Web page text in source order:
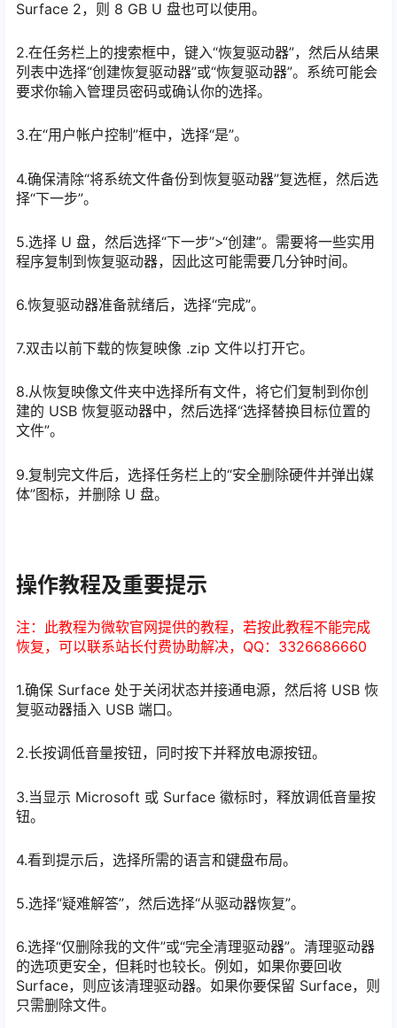
Surface 2，则 8 GB U 盘也可以使用。
2.在任务栏上的搜索框中，键入“恢复驱动器”，然后从结果
列表中选择“创建恢复驱动器”或“恢复驱动器”。系统可能会
要求你输入管理员密码或确认你的选择。
3.在“用户帐户控制”框中，选择“是”。
4.确保清除“将系统文件备份到恢复驱动器”复选框，然后选
择“下一步”。
5.选择 U 盘，然后选择“下一步”>“创建”。需要将一些实用
程序复制到恢复驱动器，因此这可能需要几分钟时间。
6.恢复驱动器准备就绪后，选择“完成”。
7.双击以前下载的恢复映像 .zip 文件以打开它。
8.从恢复映像文件夹中选择所有文件，将它们复制到你创
建的 USB 恢复驱动器中，然后选择“选择替换目标位置的
文件”。
9.复制完文件后，选择任务栏上的“安全删除硬件并弹出媒
体”图标，并删除 U 盘。
操作教程及重要提示
注：此教程为微软官网提供的教程，若按此教程不能完成
恢复，可以联系站长付费协助解决，QQ：3326686660
1.确保 Surface 处于关闭状态并接通电源，然后将 USB 恢
复驱动器插入 USB 端口。
2.长按调低音量按钮，同时按下并释放电源按钮。
3.当显示 Microsoft 或 Surface 徽标时，释放调低音量按
钮。
4.看到提示后，选择所需的语言和键盘布局。
5.选择“疑难解答”，然后选择“从驱动器恢复”。
6.选择“仅删除我的文件”或“完全清理驱动器”。清理驱动器
的选项更安全，但耗时也较长。例如，如果你要回收
Surface，则应该清理驱动器。如果你要保留 Surface，则
只需删除文件。